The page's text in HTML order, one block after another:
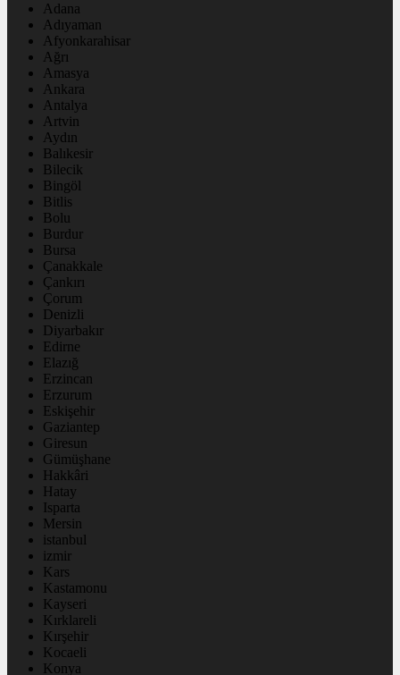
Adana
Adıyaman
Afyonkarahisar
Ağrı
Amasya
Ankara
Antalya
Artvin
Aydın
Balıkesir
Bilecik
Bingöl
Bitlis
Bolu
Burdur
Bursa
Çanakkale
Çankırı
Çorum
Denizli
Diyarbakır
Edirne
Elazığ
Erzincan
Erzurum
Eskişehir
Gaziantep
Giresun
Gümüşhane
Hakkâri
Hatay
Isparta
Mersin
istanbul
izmir
Kars
Kastamonu
Kayseri
Kırklareli
Kırşehir
Kocaeli
Konya